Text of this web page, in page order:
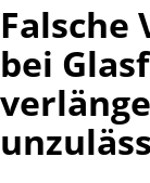
Falsche
bei